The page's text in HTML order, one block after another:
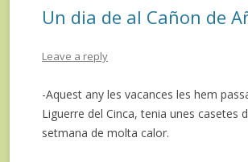
k ix
Un dia de al Cañon de
Leave a reply
-Aquest any les vacances les hem
Liguerre del Cinca, tenia unes
setmana de molta calor.